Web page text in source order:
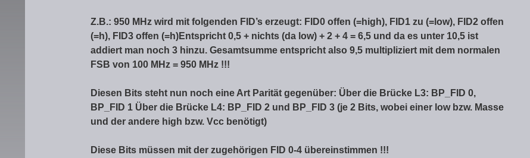
Z.B.: 950 MHz wird mit folgenden FID’s erzeugt: FID0 offen (=high), FID1 zu (=low), FID2 offen
(=h), FID3 offen (=h)Entspricht 0,5 + nichts (da low) + 2 + 4 = 6,5 und da es unter 10,5 ist
addiert man noch 3 hinzu. Gesamtsumme entspricht also 9,5 multipliziert mit dem normalen
FSB von 100 MHz = 950 MHz !!!
Diesen Bits steht nun noch eine Art Parität gegenüber: Über die Brücke L3: BP_FID 0,
BP_FID 1 Über die Brücke L4: BP_FID 2 und BP_FID 3 (je 2 Bits, wobei einer low bzw. Masse
und der andere high bzw. Vcc benötigt)
Diese Bits müssen mit der zugehörigen FID 0-4 übereinstimmen !!!